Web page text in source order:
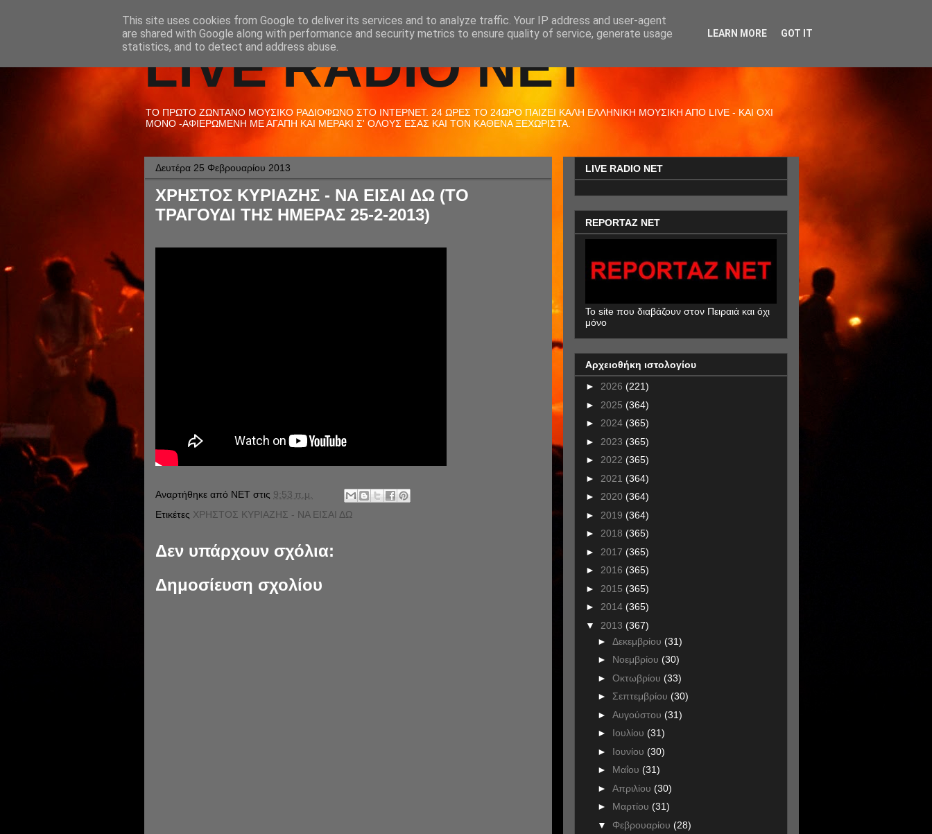
LIVE RADIO NET
ΤΟ ΠΡΩΤΟ ΖΩΝΤΑΝΟ ΜΟΥΣΙΚΟ ΡΑΔΙΟΦΩΝΟ ΣΤΟ ΙΝΤΕΡΝΕΤ. 24 ΩΡΕΣ ΤΟ 24ΩΡΟ ΠΑΙΖΕΙ ΚΑΛΗ ΕΛΛΗΝΙΚΗ ΜΟΥΣΙΚΗ ΑΠΟ LIVE - ΚΑΙ ΟΧΙ
ΜΟΝΟ -ΑΦΙΕΡΩΜΕΝΗ ΜΕ ΑΓΑΠΗ ΚΑΙ ΜΕΡΑΚΙ Σ' ΟΛΟΥΣ ΕΣΑΣ ΚΑΙ ΤΟΝ ΚΑΘΕΝΑ ΞΕΧΩΡΙΣΤΑ.
Δευτέρα 25 Φεβρουαρίου 2013
ΧΡΗΣΤΟΣ ΚΥΡΙΑΖΗΣ - ΝΑ ΕΙΣΑΙ ΔΩ (ΤΟ
ΤΡΑΓΟΥΔΙ ΤΗΣ ΗΜΕΡΑΣ 25-2-2013)
Αναρτήθηκε από NET στις 9:53 π.μ.
Ετικέτες ΧΡΗΣΤΟΣ ΚΥΡΙΑΖΗΣ - ΝΑ ΕΙΣΑΙ ΔΩ
Δεν υπάρχουν σχόλια:
Δημοσίευση σχολίου
LIVE RADIO NET
REPORTAZ NET
To site που διαβάζουν στον Πειραιά και όχι
μόνο
Αρχειοθήκη ιστολογίου
► 2026 (221)
► 2025 (364)
► 2024 (365)
► 2023 (365)
► 2022 (365)
► 2021 (364)
► 2020 (364)
► 2019 (364)
► 2018 (365)
► 2017 (365)
► 2016 (365)
► 2015 (365)
► 2014 (365)
▼ 2013 (367)
► Δεκεμβρίου (31)
► Νοεμβρίου (30)
► Οκτωβρίου (33)
► Σεπτεμβρίου (30)
► Αυγούστου (31)
► Ιουλίου (31)
► Ιουνίου (30)
► Μαΐου (31)
► Απριλίου (30)
► Μαρτίου (31)
▼ Φεβρουαρίου (28)
This site uses cookies from Google to deliver its services and to analyze traffic. Your IP address and user-agent
are shared with Google along with performance and security metrics to ensure quality of service, generate usage
statistics, and to detect and address abuse.
LEARN MORE GOT IT